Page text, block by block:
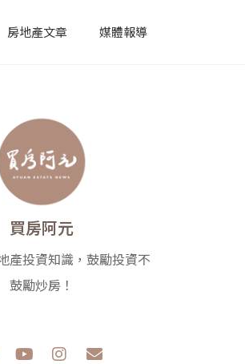
房地產文章 媒體報導
買房阿元
產投資知識，鼓勵投資不
鼓勵炒房！
Y I E